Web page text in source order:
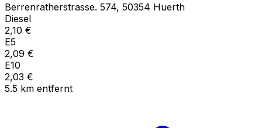
Berrenratherstrasse. 574, 50354 Huerth
Diesel
2,10 €
E5
2,09 €
E10
2,03 €
5.5 km entfernt